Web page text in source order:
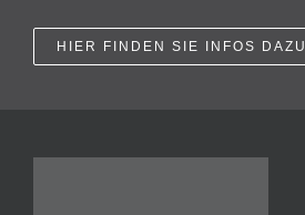
HIER FINDEN SIE INFOS DAZU